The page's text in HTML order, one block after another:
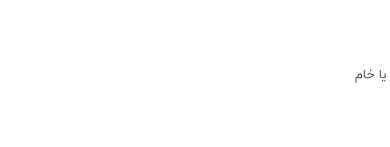
خام